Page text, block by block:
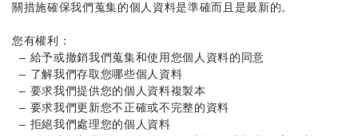
關措施確保我們蒐集的個人資料是準確而且是最新的。
您有權利：
– 給予或撤銷我們蒐集和使用您個人資料的同意
– 了解我們存取您哪些個人資料
– 要求我們提供您的個人資料複製本
– 要求我們更新您不正確或不完整的資料
– 拒絕我們處理您的個人資料